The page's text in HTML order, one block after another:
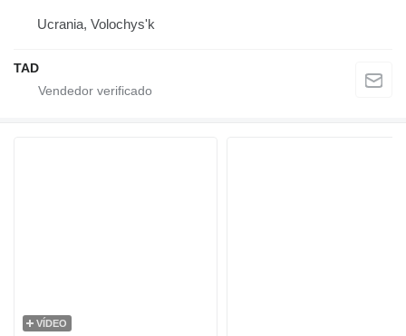
Ucrania, Volochys'k
TAD
VÍDEO